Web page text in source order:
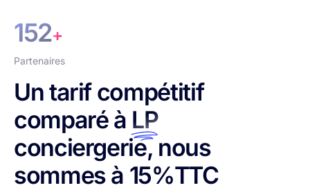
152+
Partenaires
Un tarif compétitif
comparé à LP
conciergerie, nous
sommes à 15%TTC